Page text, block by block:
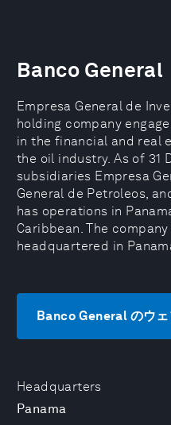
Headquarters
Panama
Banco General
Empresa General de
holding company
in the financial and real
the oil industry. As of 31
subsidiaries Empresa
General de Petroleos,
has operations in
Caribbean. The
headquartered in
Banco General のウ